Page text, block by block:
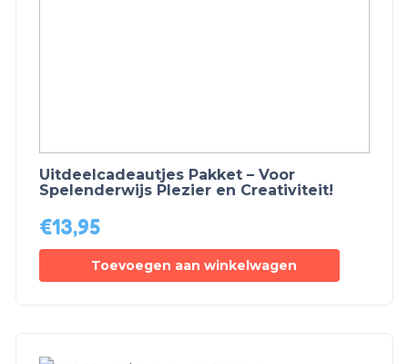
Uitdeelcadeautjes Pakket – Voor
Spelenderwijs Plezier en Creativiteit!
€13,95
Toevoegen aan winkelwagen